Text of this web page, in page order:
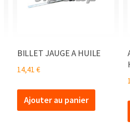
BILLET JAUGE A HUILE
14,41 €
Ajouter au panier